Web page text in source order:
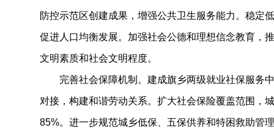
防控示范区创建成果，增强公共卫生服务能力。稳定
促进人口均衡发展。加强社会公德和理想信念教育，
文明素质和社会文明程度。
完善社会保障机制。建成旗乡两级就业社保服务中
对接，构建和谐劳动关系。扩大社会保险覆盖范围，
85%。进一步规范城乡低保、五保供养和特困救助管